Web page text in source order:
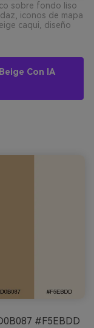
sobre fondo liso
iconos de mapa
caqui, diseño
Con IA
#F5EBDD